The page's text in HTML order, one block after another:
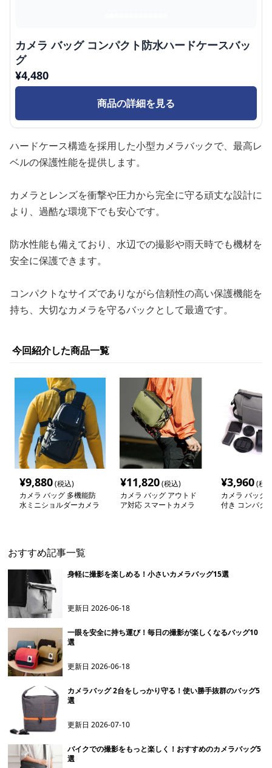
カメラ バッグ コンパクト防水ハードケースバッ
グ
¥4,480
商品の詳細を見る
ハードケース構造を採用した小型カメラバックで、最高レ
ベルの保護性能を提供します。
カメラとレンズを衝撃や圧力から完全に守る頑丈な設計に
より、過酷な環境下でも安心です。
防水性能も備えており、水辺での撮影や雨天時でも機材を
安全に保護できます。
コンパクトなサイズでありながら信頼性の高い保護機能を
持ち、大切なカメラを守るバックとして最適です。
今回紹介した商品一覧
¥9,880(税込)
カメラ バッグ 多機能防
水ミニショルダーカメラ
¥11,820(税込)
カメラ バッグ アウトド
ア対応 スマートカメラ
¥3,960(税
カメラ バッグ
付き コンパク
おすすめ記事一覧
身軽に撮影を楽しめる！小さいカメラバッグ15選
更新日2026-06-18
一眼を安全に持ち運び！毎日の撮影が楽しくなるバッグ10
選
更新日2026-06-18
カメラバッグ 2台をしっかり守る！使い勝手抜群のバッグ5
選
更新日2026-07-10
バイクでの撮影をもっと楽しく！おすすめのカメラバッグ5
選